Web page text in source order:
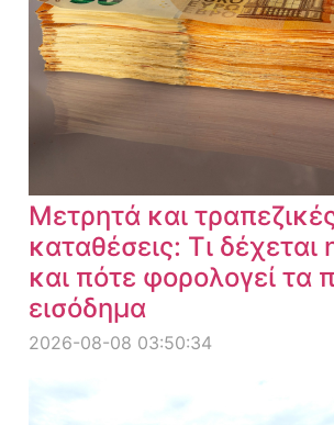
Μετρητά και
καταθέσεις: Τι δέχεται
και πότε φορολογεί τα
εισόδημα
2026-08-08 03:50:34